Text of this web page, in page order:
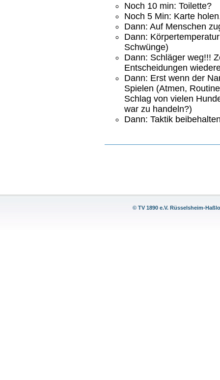
Noch 10 min: Toilette?
Noch 5 Min: Karte
Dann: Auf Menschen
Dann:
Schwünge)
Dann: Schläger weg!!!
Entscheidungen
Dann: Erst wenn der
Spielen (Atmen,
Schlag von vielen
war zu handeln?)
Dann: Taktik
© TV 1890 e.V. Rüsselsheim-